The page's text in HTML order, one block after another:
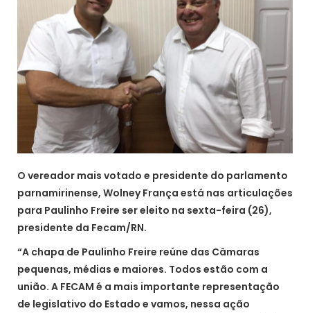
O vereador mais votado e presidente do parlamento
parnamirinense, Wolney França está nas articulações
para Paulinho Freire ser eleito na sexta-feira (26),
presidente da Fecam/RN.
“A chapa de Paulinho Freire reúne das Câmaras
pequenas, médias e maiores. Todos estão com a
união. A FECAM é a mais importante representação
de legislativo do Estado e vamos, nessa ação